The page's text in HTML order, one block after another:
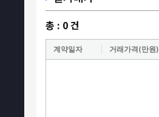
총 : 0건
계약일자 거래가격(만원)